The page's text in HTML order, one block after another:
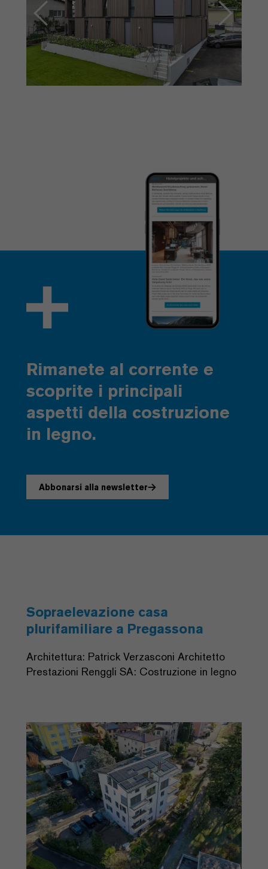
Rimanete al corrente e
scoprite i principali
aspetti della costruzione
in legno.
Abbonarsi alla newsletter
Sopraelevazione casa
plurifamiliare a Pregassona
Architettura: Patrick Verzasconi Architetto
Prestazioni Renggli SA: Costruzione in legno